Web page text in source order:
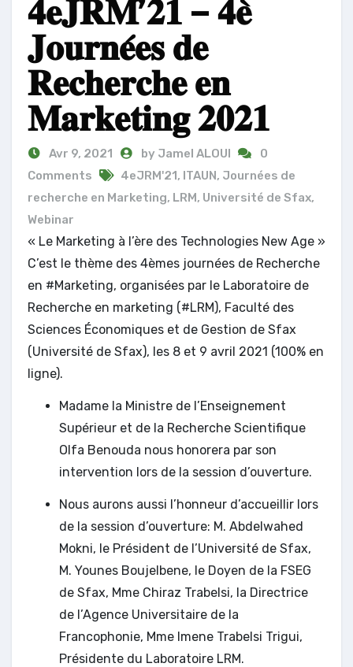
𝟒𝐞𝐉𝐑𝐌’𝟐𝟏 – 𝟒𝐞̀
𝐉𝐨𝐮𝐫𝐧𝐞́𝐞𝐬 𝐝𝐞
𝐑𝐞𝐜𝐡𝐞𝐫𝐜𝐡𝐞 𝐞𝐧
𝐌𝐚𝐫𝐤𝐞𝐭𝐢𝐧𝐠 𝟐𝟎𝟐𝟏
Avr 9, 2021 by Jamel ALOUI
0
Comments
4eJRM'21, ITAUN, Journées de
recherche en Marketing, LRM, Université de Sfax,
Webinar
« Le Marketing à l’ère des Technologies New Age »
C’est le thème des 4èmes journées de Recherche
en #Marketing, organisées par le Laboratoire de
Recherche en marketing (#LRM), Faculté des
Sciences Économiques et de Gestion de Sfax
(Université de Sfax), les 8 et 9 avril 2021 (100% en
ligne).
Madame la Ministre de l’Enseignement
Supérieur et de la Recherche Scientifique
Olfa Benouda nous honorera par son
intervention lors de la session d’ouverture.
Nous aurons aussi l’honneur d’accueillir lors
de la session d’ouverture: M. Abdelwahed
Mokni, le Président de l’Université de Sfax,
M. Younes Boujelbene, le Doyen de la FSEG
de Sfax, Mme Chiraz Trabelsi, la Directrice
de l’Agence Universitaire de la
Francophonie, Mme Imene Trabelsi Trigui,
Présidente du Laboratoire LRM.